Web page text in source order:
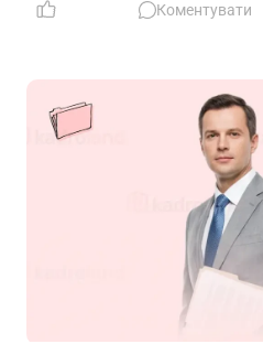
Коментувати